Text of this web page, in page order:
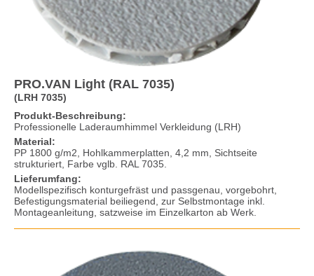
PRO.VAN Light (RAL 7035)
(LRH 7035)
Produkt-Beschreibung:
Professionelle Laderaumhimmel Verkleidung (LRH)
Material:
PP 1800 g/m2, Hohlkammerplatten, 4,2 mm, Sichtseite
strukturiert, Farbe vglb. RAL 7035.
Lieferumfang:
Modellspezifisch konturgefräst und passgenau, vorgebohrt,
Befestigungsmaterial beiliegend, zur Selbstmontage inkl.
Montageanleitung, satzweise im Einzelkarton ab Werk.